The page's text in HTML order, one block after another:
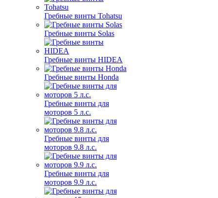
Гребные винты Tohatsu
Гребные винты Solas
Гребные винты HIDEA
Гребные винты Honda
Гребные винты для
моторов 5 л.с.
Гребные винты для
моторов 9.8 л.с.
Гребные винты для
моторов 9.9 л.с.